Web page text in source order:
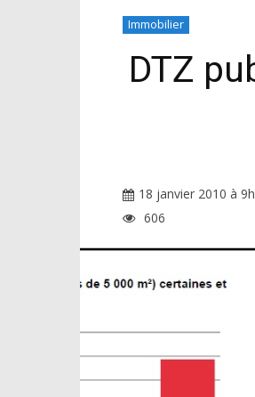
Immobilier
DTZ
18 janvier 2010 à
606